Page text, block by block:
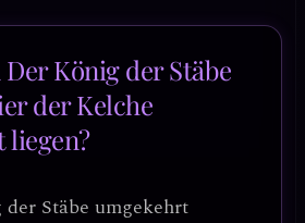
Der König der Stäbe
der Kelche
liegen?
Stäbe umgekehrt